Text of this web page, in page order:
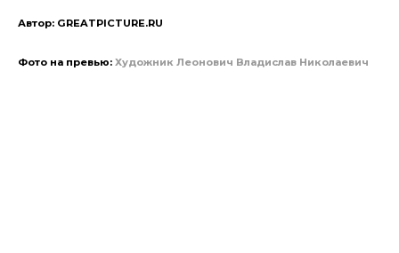
Автор: GREATPICTURE.RU
Фото на превью: Художник Леонович Владислав Николаевич